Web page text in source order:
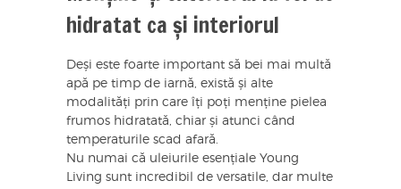
hidratat ca și interiorul
Deși este foarte important să bei mai multă
apă pe timp de iarnă, există și alte
modalități prin care îți poți menține pielea
frumos hidratată, chiar și atunci când
temperaturile scad afară.
Nu numai că uleiurile esențiale Young
Living sunt incredibil de versatile, dar multe